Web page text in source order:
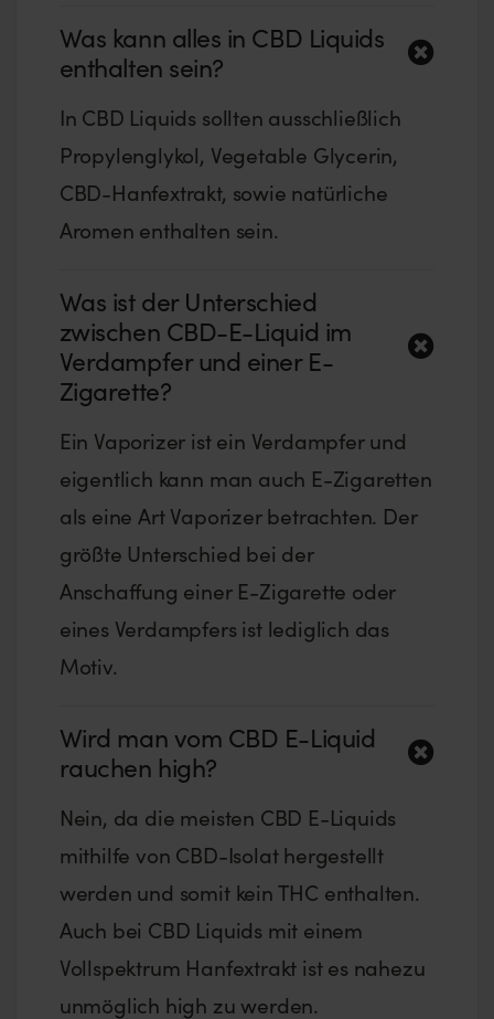
Was kann alles in CBD Liquids
enthalten sein?
In CBD Liquids sollten ausschließlich
Propylenglykol, Vegetable Glycerin,
CBD-Hanfextrakt, sowie natürliche
Aromen enthalten sein.
Was ist der Unterschied
zwischen CBD-E-Liquid im
Verdampfer und einer E-
Zigarette?
Ein Vaporizer ist ein Verdampfer und
eigentlich kann man auch E-Zigaretten
als eine Art Vaporizer betrachten. Der
größte Unterschied bei der
Anschaffung einer E-Zigarette oder
eines Verdampfers ist lediglich das
Motiv.
Wird man vom CBD E-Liquid
rauchen high?
Nein, da die meisten CBD E-Liquids
mithilfe von CBD-Isolat hergestellt
werden und somit kein THC enthalten.
Auch bei CBD Liquids mit einem
Vollspektrum Hanfextrakt ist es nahezu
unmöglich high zu werden.